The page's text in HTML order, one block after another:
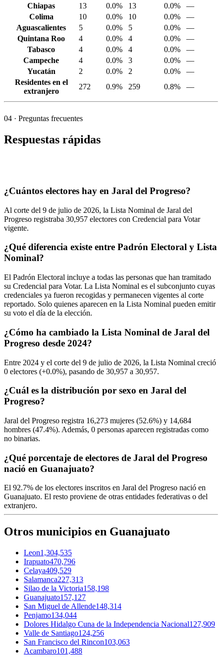
Chiapas 13 0.0% 13 0.0%
—
Colima
10 0.0% 10 0.0%
—
Aguascalientes
5 0.0% 5 0.0%
—
Quintana Roo
4 0.0% 4 0.0%
—
Tabasco
4 0.0% 4 0.0%
—
Campeche
4 0.0% 3 0.0%
—
Yucatán
2 0.0% 2 0.0%
—
Residentes en el
extranjero
272 0.9% 259 0.8% —
04 · Preguntas frecuentes
Respuestas rápidas
¿Cuántos electores hay en Jaral del Progreso?
Al corte del 9 de julio de 2026, la Lista Nominal de Jaral del
Progreso registraba 30,957 electores con Credencial para Votar
vigente.
¿Qué diferencia existe entre Padrón Electoral y Lista
Nominal?
El Padrón Electoral incluye a todas las personas que han tramitado
su Credencial para Votar. La Lista Nominal es el subconjunto cuyas
credenciales ya fueron recogidas y permanecen vigentes al corte
reportado. Solo quienes aparecen en la Lista Nominal pueden emitir
su voto el día de la elección.
¿Cómo ha cambiado la Lista Nominal de Jaral del
Progreso desde 2024?
Entre 2024 y el corte del 9 de julio de 2026, la Lista Nominal creció
0 electores (+0.0%), pasando de 30,957 a 30,957.
¿Cuál es la distribución por sexo en Jaral del
Progreso?
Jaral del Progreso registra 16,273 mujeres (52.6%) y 14,684
hombres (47.4%). Además, 0 personas aparecen registradas como
no binarias.
¿Qué porcentaje de electores de Jaral del Progreso
nació en Guanajuato?
El 92.7% de los electores inscritos en Jaral del Progreso nació en
Guanajuato. El resto proviene de otras entidades federativas o del
extranjero.
Otros municipios en Guanajuato
Leon1,304,535
Irapuato470,796
Celaya409,529
Salamanca227,313
Silao de la Victoria158,198
Guanajuato157,127
San Miguel de Allende148,314
Penjamo134,044
Dolores Hidalgo Cuna de la Independencia Nacional127,909
Valle de Santiago124,256
San Francisco del Rincon103,063
Acambaro101,488